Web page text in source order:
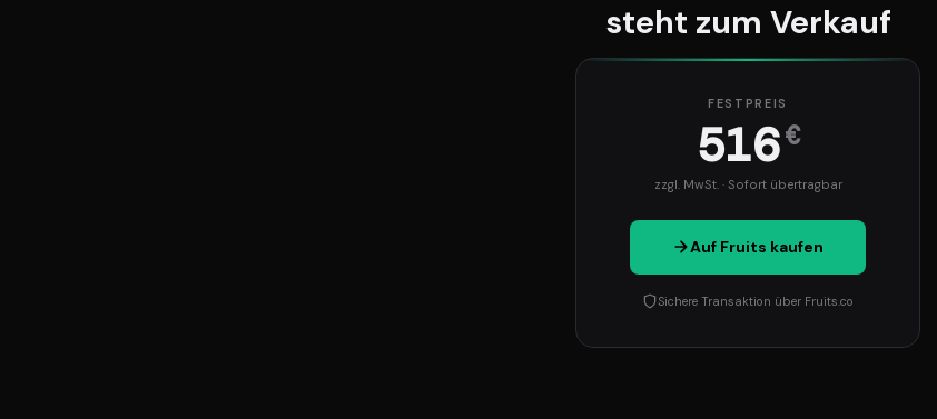
steht zum Verkauf
FESTPREIS
516€
zzgl. MwSt. · Sofort übertragbar
Auf Fruits kaufen
Sichere Transaktion über Fruits.co